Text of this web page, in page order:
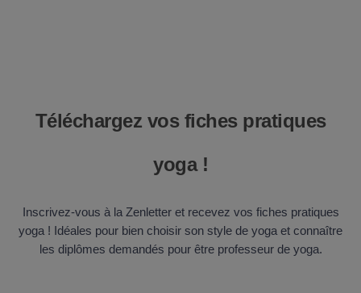
Téléchargez vos fiches pratiques
yoga !
Inscrivez-vous à la Zenletter et recevez vos fiches pratiques
yoga ! Idéales pour bien choisir son style de yoga et connaître
les diplômes demandés pour être professeur de yoga.